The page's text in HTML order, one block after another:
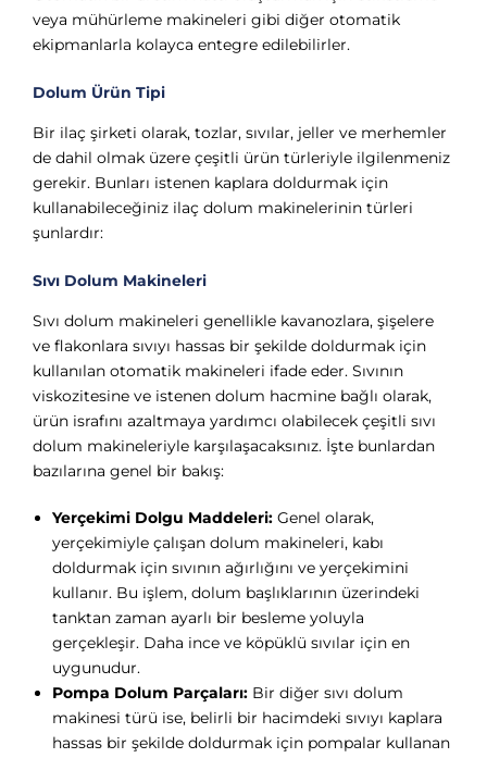
veya mühürleme makineleri gibi diğer otomatik
ekipmanlarla kolayca entegre edilebilirler.
Dolum Ürün Tipi
Bir ilaç şirketi olarak, tozlar, sıvılar, jeller ve merhemler
de dahil olmak üzere çeşitli ürün türleriyle ilgilenmeniz
gerekir. Bunları istenen kaplara doldurmak için
kullanabileceğiniz ilaç dolum makinelerinin türleri
şunlardır:
Sıvı Dolum Makineleri
Sıvı dolum makineleri genellikle kavanozlara, şişelere
ve flakonlara sıvıyı hassas bir şekilde doldurmak için
kullanılan otomatik makineleri ifade eder. Sıvının
viskozitesine ve istenen dolum hacmine bağlı olarak,
ürün israfını azaltmaya yardımcı olabilecek çeşitli sıvı
dolum makineleriyle karşılaşacaksınız. İşte bunlardan
bazılarına genel bir bakış:
Yerçekimi Dolgu Maddeleri: Genel olarak,
yerçekimiyle çalışan dolum makineleri, kabı
doldurmak için sıvının ağırlığını ve yerçekimini
kullanır. Bu işlem, dolum başlıklarının üzerindeki
tanktan zaman ayarlı bir besleme yoluyla
gerçekleşir. Daha ince ve köpüklü sıvılar için en
uygunudur.
Pompa Dolum Parçaları: Bir diğer sıvı dolum
makinesi türü ise, belirli bir hacimdeki sıvıyı kaplara
hassas bir şekilde doldurmak için pompalar kullanan